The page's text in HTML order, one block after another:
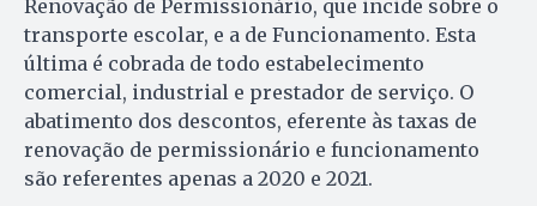
Renovação de Permissionário, que incide sobre o
transporte escolar, e a de Funcionamento. Esta
última é cobrada de todo estabelecimento
comercial, industrial e prestador de serviço. O
abatimento dos descontos, eferente às taxas de
renovação de permissionário e funcionamento
são referentes apenas a 2020 e 2021.